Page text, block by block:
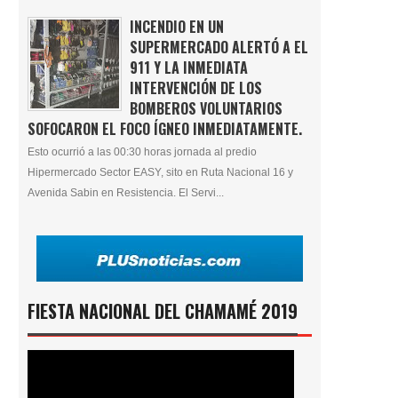
INCENDIO EN UN
SUPERMERCADO ALERTÓ A EL
911 Y LA INMEDIATA
INTERVENCIÓN DE LOS
BOMBEROS VOLUNTARIOS
SOFOCARON EL FOCO ÍGNEO INMEDIATAMENTE.
Esto ocurrió a las 00:30 horas jornada al predio
Hipermercado Sector EASY, sito en Ruta Nacional 16 y
Avenida Sabin en Resistencia. El Servi...
FIESTA NACIONAL DEL CHAMAMÉ 2019